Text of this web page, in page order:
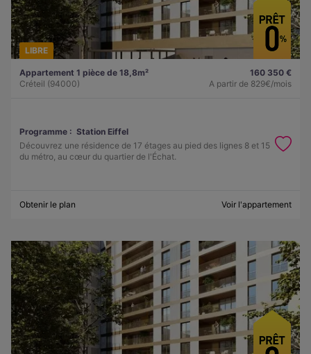
LIBRE
Appartement 1 pièce de 18,8m²
Créteil (94000)
160 350 €
A partir de 829€/mois
Programme : Station Eiffel
Découvrez une résidence de 17 étages au pied des lignes 8 et 15
du métro, au cœur du quartier de l'Échat.
Obtenir le plan Voir l'appartement